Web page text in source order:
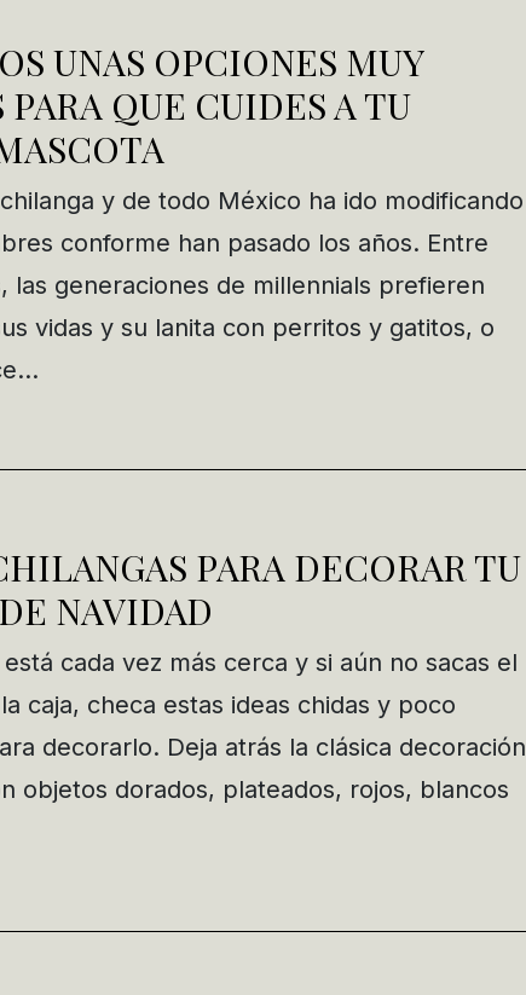
UNAS OPCIONES MUY
QUE CUIDES A TU
y de todo México ha ido modificando
conforme han pasado los años. Entre
las generaciones de millennials prefieren
vidas y su lanita con perritos y gatitos, o
PARA DECORAR TU
NAVIDAD
cada vez más cerca y si aún no sacas el
caja, checa estas ideas chidas y poco
decorarlo. Deja atrás la clásica decoración
objetos dorados, plateados, rojos, blancos